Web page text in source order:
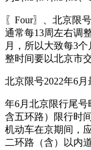
〖Four〗、北京限
通常每13周左右调
月，所以大致每3
整时间要以北京市
北京限号2022年6
年6月北京限行尾
含五环路）限行时
机动车在京期间，
二环路（含）以内